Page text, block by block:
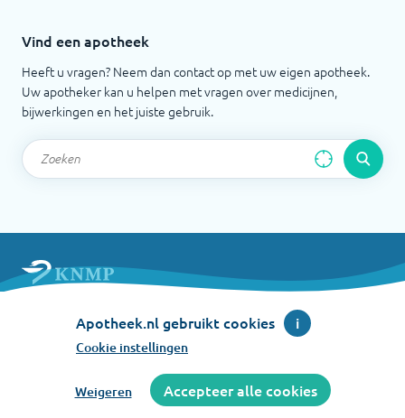
Vind een apotheek
Heeft u vragen? Neem dan contact op met uw eigen apotheek.
Uw apotheker kan u helpen met vragen over medicijnen,
bijwerkingen en het juiste gebruik.
Nederlandse Maatschappij ter bevordering der
Pharmacie
Apotheek.nl gebruikt cookies i
Cookie instellingen
Weigeren Accepteer alle cookies